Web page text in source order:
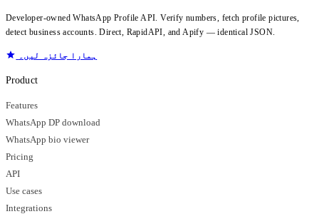
Developer-owned WhatsApp Profile API. Verify numbers, fetch profile pictures,
detect business accounts. Direct, RapidAPI, and Apify — identical JSON.
ہمارا جائزہ لیں۔
Product
Features
WhatsApp DP download
WhatsApp bio viewer
Pricing
API
Use cases
Integrations